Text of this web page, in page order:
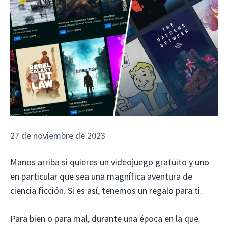
27 de noviembre de 2023
Manos arriba si quieres un videojuego gratuito y uno
en particular que sea una magnífica aventura de
ciencia ficción. Si es así, tenemos un regalo para ti.
Para bien o para mal, durante una época en la que